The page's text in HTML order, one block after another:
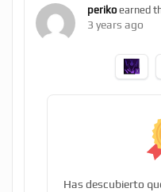
perikoearned
3 years ago
Has descubierto